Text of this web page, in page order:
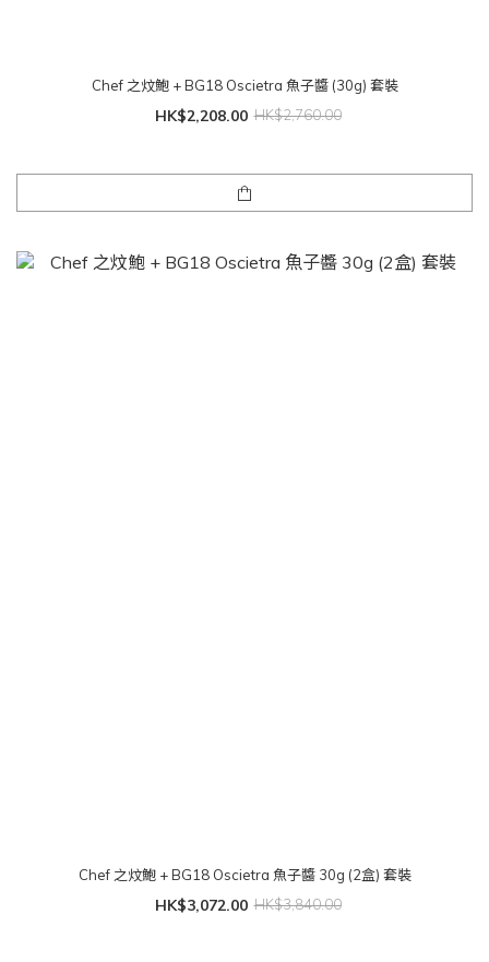
Chef 之炆鮑 + BG18 Oscietra 魚子醬 (30g) 套裝
HK$2,208.00 HK$2,760.00
Chef 之炆鮑 + BG18 Oscietra 魚子醬 30g (2盒) 套裝
HK$3,072.00 HK$3,840.00